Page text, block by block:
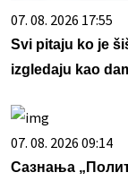
07. 08. 2026 17:55
Svi pitaju ko je
izgledaju kao
07. 08. 2026 09:14
Сазнања